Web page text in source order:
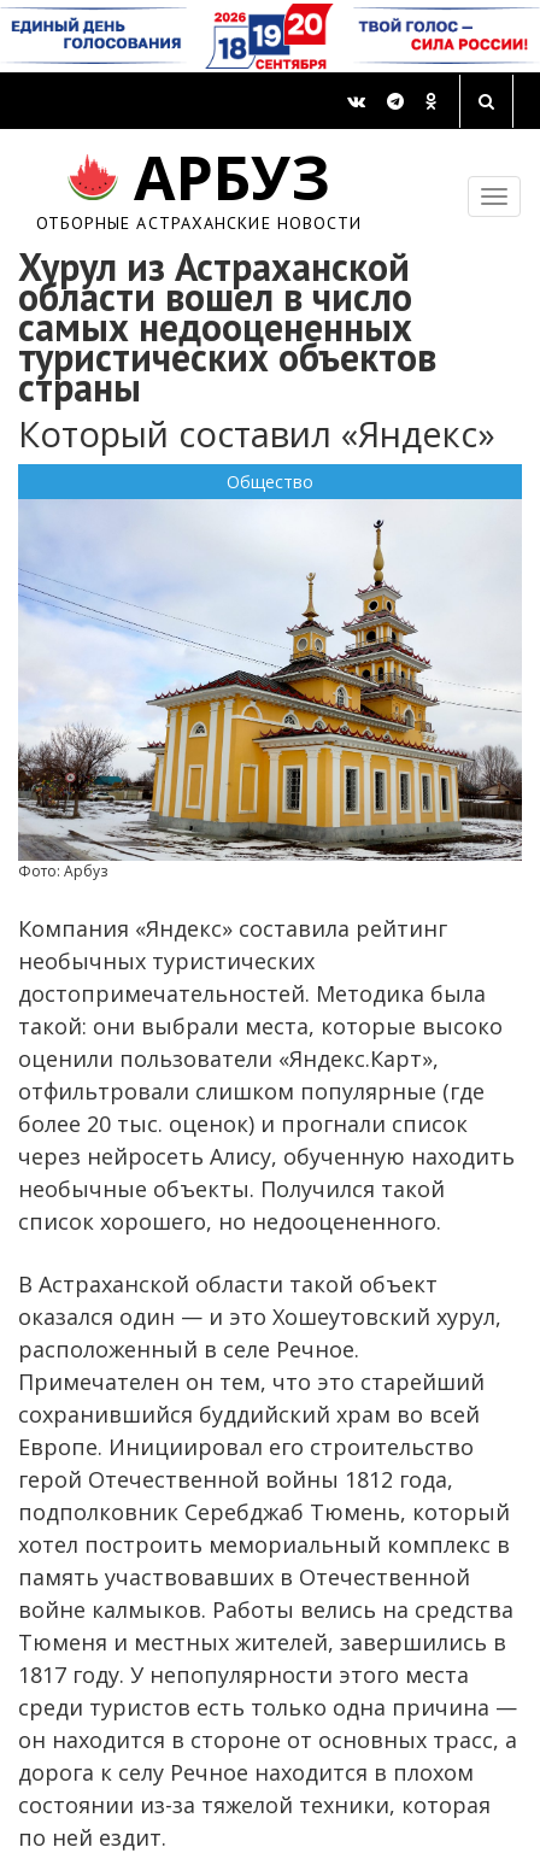
АРБУЗ
ОТБОРНЫЕ АСТРАХАНСКИЕ НОВОСТИ
Хурул из Астраханской
области вошел в число
самых недооцененных
туристических объектов
страны
Который составил «Яндекс»
Общество
Фото: Арбуз
Компания «Яндекс» составила рейтинг
необычных туристических
достопримечательностей. Методика была
такой: они выбрали места, которые высоко
оценили пользователи «Яндекс.Карт»,
отфильтровали слишком популярные (где
более 20 тыс. оценок) и прогнали список
через нейросеть Алису, обученную находить
необычные объекты. Получился такой
список хорошего, но недооцененного.
В Астраханской области такой объект
оказался один — и это Хошеутовский хурул,
расположенный в селе Речное.
Примечателен он тем, что это старейший
сохранившийся буддийский храм во всей
Европе. Инициировал его строительство
герой Отечественной войны 1812 года,
подполковник Серебджаб Тюмень, который
хотел построить мемориальный комплекс в
память участвовавших в Отечественной
войне калмыков. Работы велись на средства
Тюменя и местных жителей, завершились в
1817 году. У непопулярности этого места
среди туристов есть только одна причина —
он находится в стороне от основных трасс, а
дорога к селу Речное находится в плохом
состоянии из-за тяжелой техники, которая
по ней ездит.